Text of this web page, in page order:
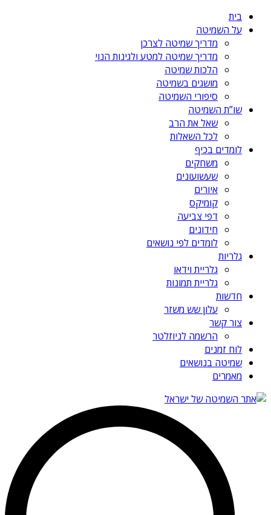
בית
על השמיטה
מדריך שמיטה לצרכן
מדריך שמיטה למטע ולגינות הנוי
הלכות שמיטה
מושגים בשמיטה
סיפורי השמיטה
שו”ת השמיטה
שאל את הרב
לכל השאלות
לומדים בכיף
משחקים
שעשועונים
איורים
קומיקס
דפי צביעה
חידונים
לומדים לפי נושאים
גלריות
גלריית וידאו
גלריית תמונות
חדשות
עלון שש משזר
צור קשר
הרשמה לניוזלטר
לוח זמנים
שמיטה בנושאים
מאמרים